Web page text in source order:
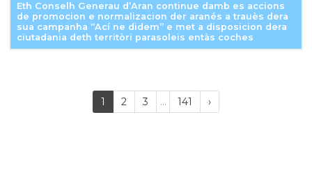
Eth Conselh Generau d’Aran continue damb es accions
de promocion e normalizacion der aranés a trauès dera
sua campanha “Ací ne didem” e met a disposicion dera
ciutadania deth territòri parasoleis entàs coches
1 (current)
2 3 ... 141 ›Próxima
página